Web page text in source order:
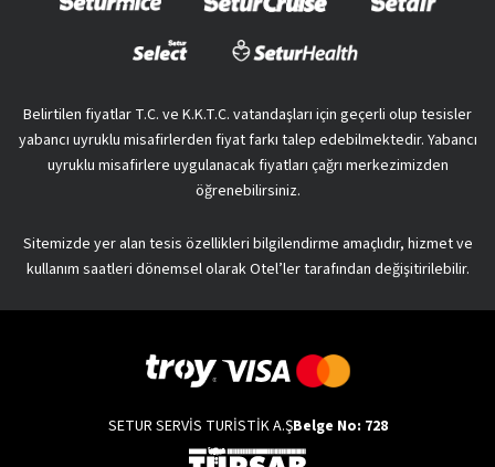
Belirtilen fiyatlar T.C. ve K.K.T.C. vatandaşları için geçerli olup tesisler
yabancı uyruklu misafirlerden fiyat farkı talep edebilmektedir. Yabancı
uyruklu misafirlere uygulanacak fiyatları çağrı merkezimizden
öğrenebilirsiniz.
Sitemizde yer alan tesis özellikleri bilgilendirme amaçlıdır, hizmet ve
kullanım saatleri dönemsel olarak Otel’ler tarafından değişitirilebilir.
SETUR SERVİS TURİSTİK A.ŞBelge No: 728